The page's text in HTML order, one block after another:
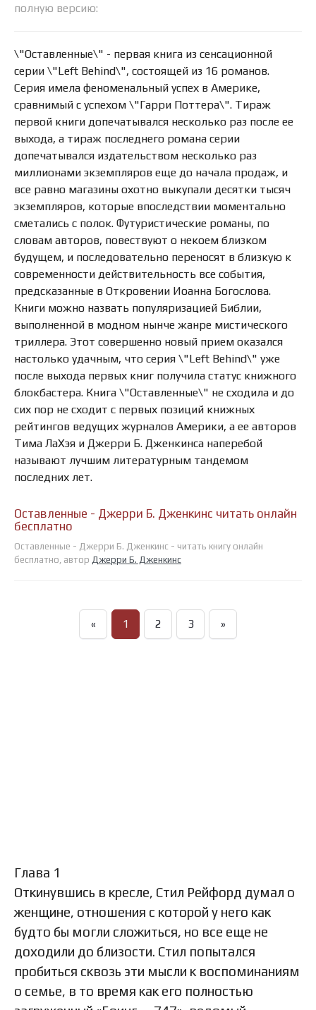
полную версию:
\"Оставленные\" - первая книга из сенсационной
серии \"Left Behind\", состоящей из 16 романов.
Серия имела феноменальный успех в Америке,
сравнимый с успехом \"Гарри Поттера\". Тираж
первой книги допечатывался несколько раз после ее
выхода, а тираж последнего романа серии
допечатывался издательством несколько раз
миллионами экземпляров еще до начала продаж, и
все равно магазины охотно выкупали десятки тысяч
экземпляров, которые впоследствии моментально
сметались с полок. Футуристические романы, по
словам авторов, повествуют о некоем близком
будущем, и последовательно переносят в близкую к
современности действительность все события,
предсказанные в Откровении Иоанна Богослова.
Книги можно назвать популяризацией Библии,
выполненной в модном нынче жанре мистического
триллера. Этот совершенно новый прием оказался
настолько удачным, что серия \"Left Behind\" уже
после выхода первых книг получила статус книжного
блокбастера. Книга \"Оставленные\" не сходила и до
сих пор не сходит с первых позиций книжных
рейтингов ведущих журналов Америки, а ее авторов
Тима ЛаХэя и Джерри Б. Дженкинса наперебой
называют лучшим литературным тандемом
последних лет.
Оставленные - Джерри Б. Дженкинс читать онлайн
бесплатно
Оставленные - Джерри Б. Дженкинс - читать книгу онлайн
бесплатно, автор Джерри Б. Дженкинс
« 1 2 3 »
Глава 1
Откинувшись в кресле, Стил Рейфорд думал о
женщине, отношения с которой у него как
будто бы могли сложиться, но все еще не
доходили до близости. Стил попытался
пробиться сквозь эти мысли к воспоминаниям
о семье, в то время как его полностью